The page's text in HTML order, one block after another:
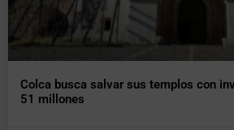
Colca busca salvar sus templos con
51 millones